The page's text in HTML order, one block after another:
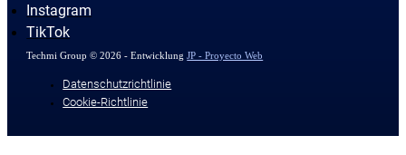
Instagram
TikTok
Techmi Group © 2026 - EntwicklungJP - Proyecto Web
Datenschutzrichtlinie
Cookie-Richtlinie